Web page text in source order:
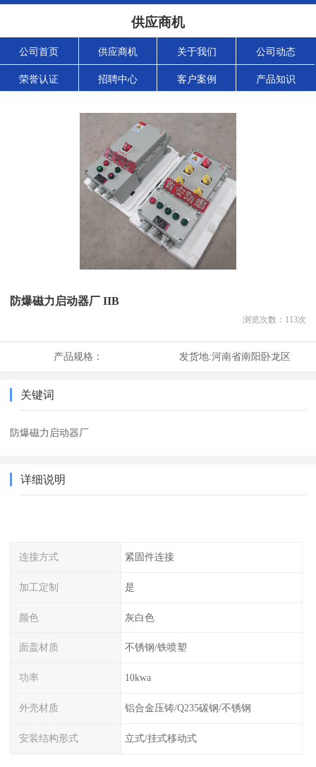
供应商机
公司首页 供应商机 关于我们 公司动态
荣誉认证 招聘中心 客户案例 产品知识
防爆磁力启动器厂 IIB
浏览次数： 113次
产品规格： 发货地:河南省南阳卧龙区
关键词
防爆磁力启动器厂
详细说明
连接方式 紧固件连接
加工定制 是
颜色 灰白色
面盖材质 不锈钢/铁喷塑
功率 10kwa
外壳材质 铝合金压铸/Q235碳钢/不锈钢
安装结构形式 立式/挂式移动式